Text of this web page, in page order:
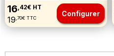
16,42€ HT
19 ,70€ TTC Configurer